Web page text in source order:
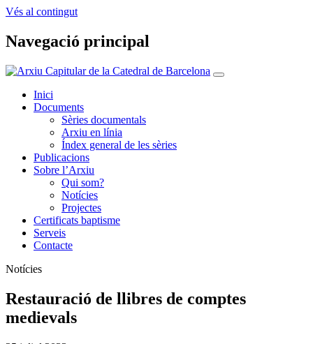
Vés al contingut
Navegació principal
Inici
Documents
Sèries documentals
Arxiu en línia
Índex general de les sèries
Publicacions
Sobre l’Arxiu
Qui som?
Notícies
Projectes
Certificats baptisme
Serveis
Contacte
Notícies
Restauració de llibres de comptes
medievals